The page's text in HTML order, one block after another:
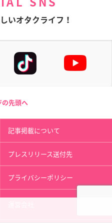
SNS
いオタクライフ！
の先頭へ
記事掲載について
プレスリリース送付先
プライバシーポリシー